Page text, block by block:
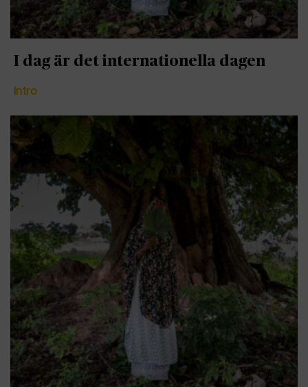
I dag är det internationella dagen
Intro